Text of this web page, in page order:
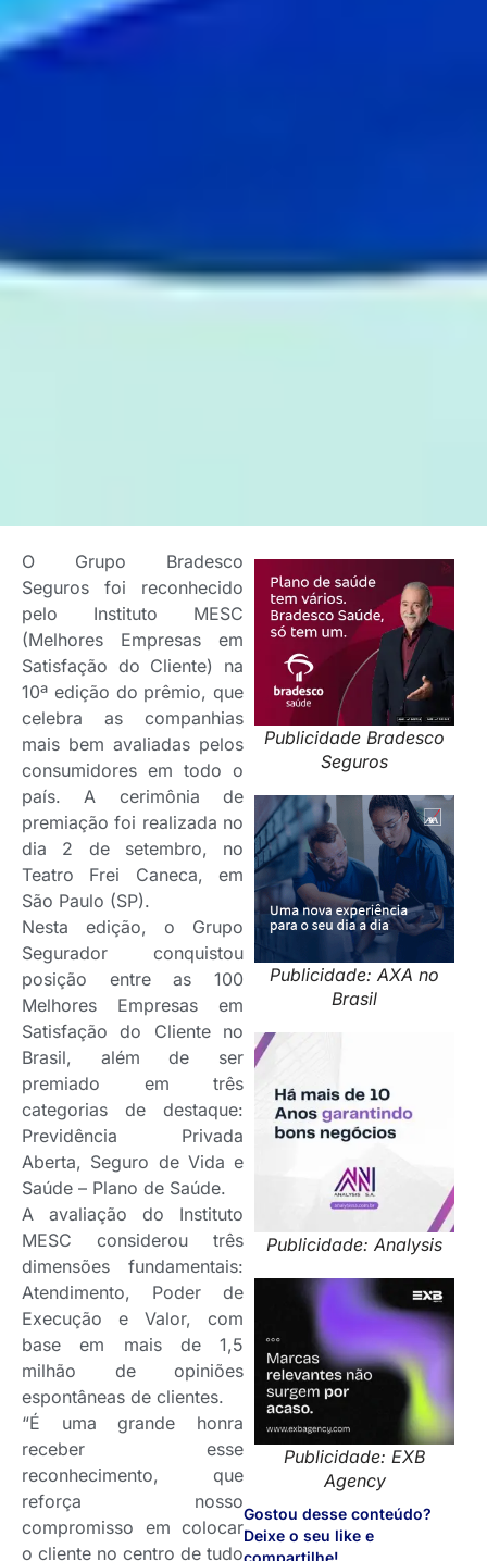
Publicidade Bradesco
Seguros
Publicidade: AXA no
Brasil
Publicidade: Analysis
Publicidade: EXB
Agency
Gostou desse conteúdo?
Deixe o seu like e
compartilhe!
O Grupo Bradesco
Seguros foi reconhecido
pelo Instituto MESC
(Melhores Empresas em
Satisfação do Cliente) na
10ª edição do prêmio, que
celebra as companhias
mais bem avaliadas pelos
consumidores em todo o
país. A cerimônia de
premiação foi realizada no
dia 2 de setembro, no
Teatro Frei Caneca, em
São Paulo (SP).
Nesta edição, o Grupo
Segurador conquistou
posição entre as 100
Melhores Empresas em
Satisfação do Cliente no
Brasil, além de ser
premiado em três
categorias de destaque:
Previdência Privada
Aberta, Seguro de Vida e
Saúde – Plano de Saúde.
A avaliação do Instituto
MESC considerou três
dimensões fundamentais:
Atendimento, Poder de
Execução e Valor, com
base em mais de 1,5
milhão de opiniões
espontâneas de clientes.
“É uma grande honra
receber esse
reconhecimento, que
reforça nosso
compromisso em colocar
o cliente no centro de tudo